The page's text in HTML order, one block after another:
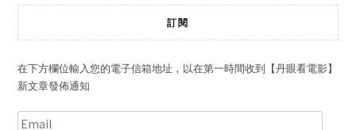
訂閱
在下方欄位輸入您的電子信箱地址，以在第一時間收到【丹眼看電影】
新文章發佈通知